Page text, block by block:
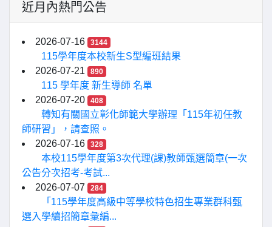
近月內熱門公告
2026-07-16 3144
115學年度本校新生S型編班結果
2026-07-21
890
115 學年度 新生導師 名單
2026-07-20
408
轉知有關國立彰化師範大學辦理「115年初任教
師研習」，請查照。
2026-07-16
328
本校115學年度第3次代理(課)教師甄選簡章(一次
公告分次招考-考試...
2026-07-07
284
「115學年度高級中等學校特色招生專業群科甄
選入學續招簡章彙編...